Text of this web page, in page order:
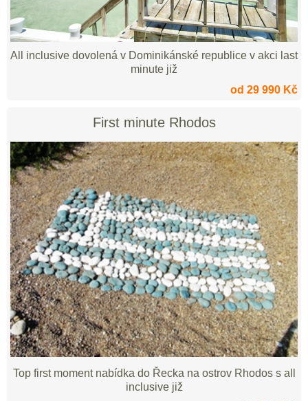
All inclusive dovolená v Dominikánské republice v akci last
minute již
od 29 990 Kč
First minute Rhodos
Top first moment nabídka do Řecka na ostrov Rhodos s all
inclusive již